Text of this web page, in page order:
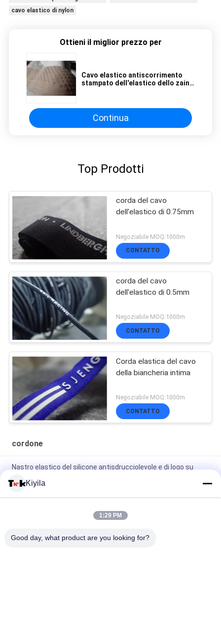
cavo elastico di nylon
Ottieni il miglior prezzo per
Cavo elastico antiscorrimento
stampato dell'elastico dello zaino
Continua
Top Prodotti
corda del cavo
dell'elastico di 0.75mm
Negoziabile MOQ:1000m
CONTATTO
corda del cavo
dell'elastico di 0.5mm
Negoziabile MOQ:1000m
CONTATTO
Corda elastica del cavo
della biancheria intima
Negoziabile MOQ:1000m
CONTATTO
cordone
Nastro elastico del silicone antisdrucciolevole e di logo su
OEM/ODM di nylon piani del cavo dell'alto cavo non elastico di
con il logo impresso
Kiyila
1:29 PM
Good day, what product are you looking for?